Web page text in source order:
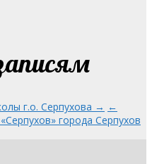
г.о. Серпухова → ←
города Серпухов